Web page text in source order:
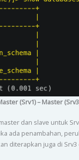
(Srv1) – Master
dan slave untuk
ada penambahan,
diterapkan juga di